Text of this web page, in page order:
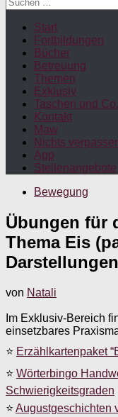
nach:
Start
Fortbildungen
Bücher
Betreuung
Themen
Exklusiv
Taschen und Co.
Kontakt
Maw
Nichts
App
Stellenangebote
Bewegung
Übungen für
Thema Eis
von Natali
Im Exklusiv-Bereich
einsetzbares
⭐ Erzählkartenpaket
⭐ Wörterbingo
Schwierigkeitsgraden
⭐ Augustgeschichten